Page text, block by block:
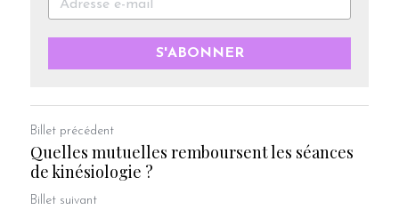
S'ABONNER
Billet précédent
Quelles mutuelles remboursent les séances
de kinésiologie ?
Billet suivant